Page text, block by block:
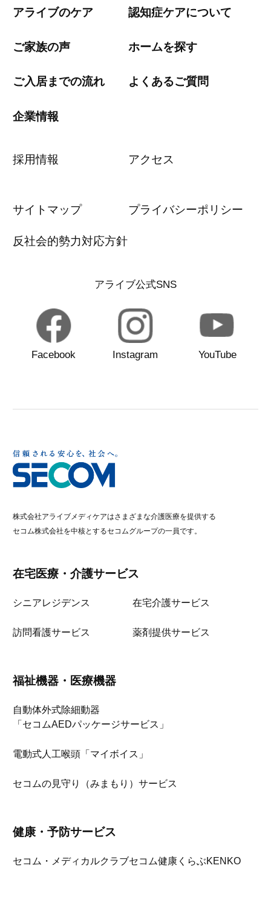
アライブのケア 認知症ケアについて
ご家族の声 ホームを探す
ご入居までの流れ よくあるご質問
企業情報
採用情報 アクセス
サイトマップ プライバシーポリシー
反社会的勢力対応方針
アライブ公式SNS
Facebook Instagram YouTube
株式会社アライブメディケアはさまざまな介護医療を提供する
セコム株式会社を中核とするセコムグループの一員です。
在宅医療・介護サービス
シニアレジデンス 在宅介護サービス
訪問看護サービス 薬剤提供サービス
福祉機器・医療機器
自動体外式除細動器
「セコムAEDパッケージサービス」
電動式人工喉頭「マイボイス」
セコムの見守り（みまもり）サービス
健康・予防サービス
セコム・メディカルクラブセコム健康くらぶKENKO